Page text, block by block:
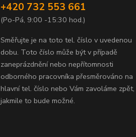
+420 732 553 661
(Po-Pá, 9:00 -15:30 hod.)
Směřujte je na toto tel. číslo v uvedenou
dobu. Toto číslo může být v případě
zaneprázdnění nebo nepřítomnosti
odborného pracovníka přesměrováno na
hlavní tel. číslo nebo Vám zavoláme zpět,
jakmile to bude možné.